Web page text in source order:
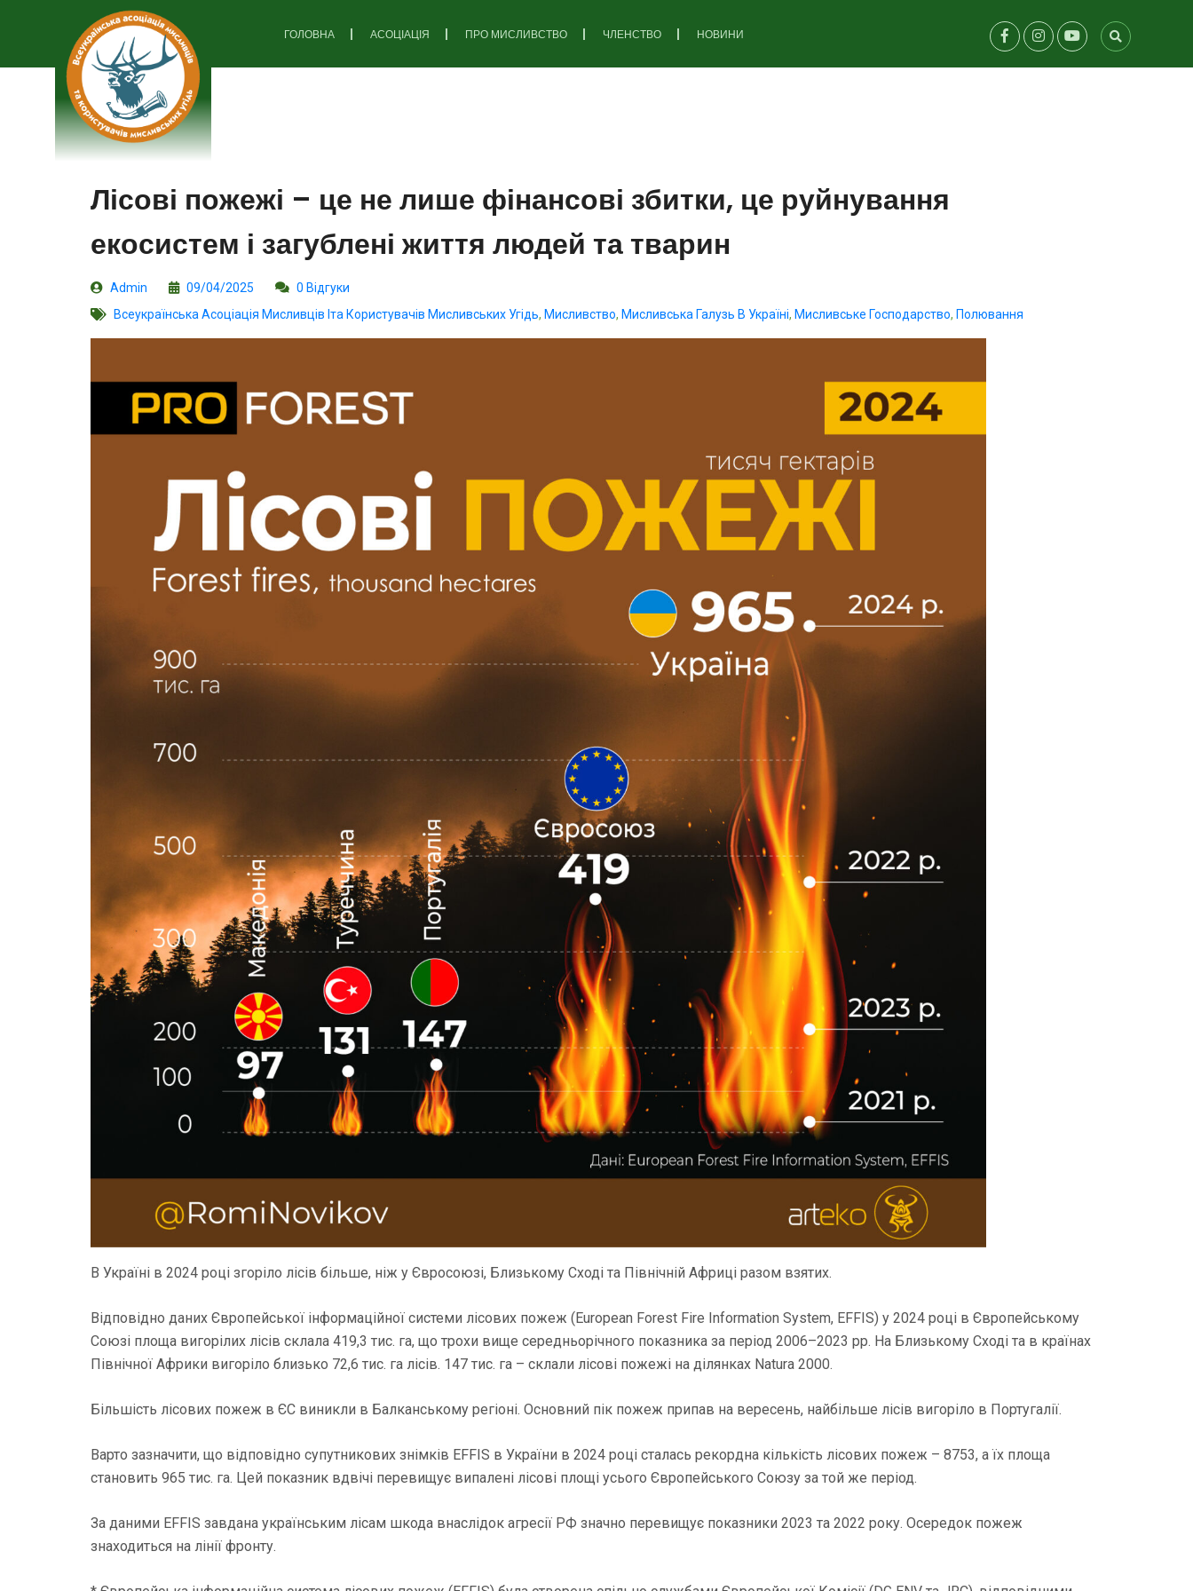
ГОЛОВНА АСОЦІАЦІЯ ПРО МИСЛИВСТВО ЧЛЕНСТВО НОВИНИ
Лісові пожежі – це не лише фінансові збитки, це руйнування
екосистем і загублені життя людей та тварин
Admin 09/04/2025
0 Відгуки
Всеукраїнська Асоціація Мисливців Іта Користувачів Мисливських Угідь, Мисливство, Мисливська Галузь В Україні, Мисливське Господарство, Полювання
В Україні в 2024 році згоріло лісів більше, ніж у Євросоюзі, Близькому Сході та Північній Африці разом взятих.
Відповідно даних Європейської інформаційної системи лісових пожеж (European Forest Fire Information System, EFFIS) у 2024 році в Європейському
Союзі площа вигорілих лісів склала 419,3 тис. га, що трохи вище середньорічного показника за період 2006–2023 рр. На Близькому Сході та в країнах
Північної Африки вигоріло близько 72,6 тис. га лісів. 147 тис. га – склали лісові пожежі на ділянках Natura 2000.
Більшість лісових пожеж в ЄС виникли в Балканському регіоні. Основний пік пожеж припав на вересень, найбільше лісів вигоріло в Португалії.
Варто зазначити, що відповідно супутникових знімків EFFIS в України в 2024 році сталась рекордна кількість лісових пожеж – 8753, а їх площа
становить 965 тис. га. Цей показник вдвічі перевищує випалені лісові площі усього Європейського Союзу за той же період.
За даними EFFIS завдана українським лісам шкода внаслідок агресії РФ значно перевищує показники 2023 та 2022 року. Осередок пожеж
знаходиться на лінії фронту.